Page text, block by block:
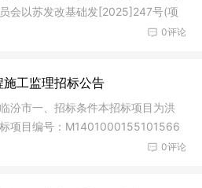
会以苏发改基础发[2025]247号(项
0评论
工监理招标公告
汾市一、招标条件本招标项目为洪
项目编号：M1401000155101566
0评论